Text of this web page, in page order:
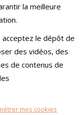
VENTE
la meilleure
acceptez le dépôt de
des vidéos, des
de contenus de
mes cookies